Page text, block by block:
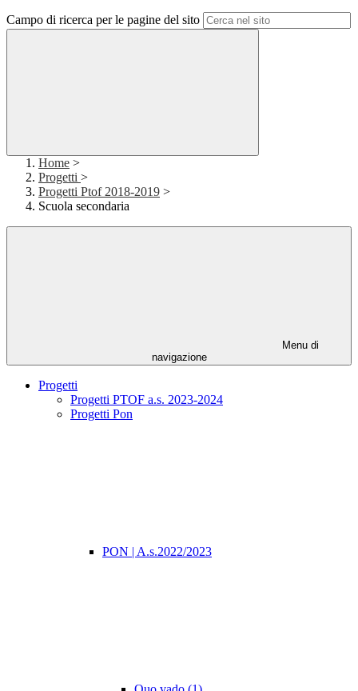
Campo di ricerca per le pagine del sito
Home >
Progetti >
Progetti Ptof 2018-2019 >
Scuola secondaria
Menu di
navigazione
Progetti
Progetti PTOF a.s. 2023-2024
Progetti Pon
PON | A.s.2022/2023